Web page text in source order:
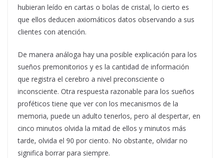
hubieran leído en cartas o bolas de cristal, lo cierto es
que ellos deducen axiomáticos datos observando a sus
clientes con atención.
De manera análoga hay una posible explicación para los
sueños premonitorios y es la cantidad de información
que registra el cerebro a nivel preconsciente o
inconsciente. Otra respuesta razonable para los sueños
proféticos tiene que ver con los mecanismos de la
memoria, puede un adulto tenerlos, pero al despertar, en
cinco minutos olvida la mitad de ellos y minutos más
tarde, olvida el 90 por ciento. No obstante, olvidar no
significa borrar para siempre.